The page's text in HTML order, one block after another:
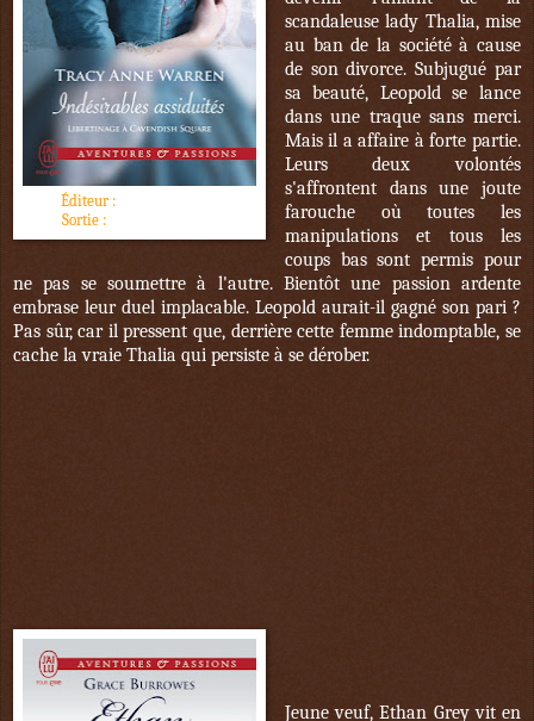
Éditeur :
Sortie :
scandaleuse lady Thalia, mise
au ban de la société à cause
de son divorce. Subjugué par
sa beauté, Leopold se lance
dans une traque sans merci.
Mais il a affaire à forte partie.
Leurs deux volontés
s'affrontent dans une joute
farouche où toutes les
manipulations et tous les
coups bas sont permis pour
ne pas se soumettre à l'autre. Bientôt une passion ardente
embrase leur duel implacable. Leopold aurait-il gagné son pari ?
Pas sûr, car il pressent que, derrière cette femme indomptable, se
cache la vraie Thalia qui persiste à se dérober.
Jeune veuf, Ethan Grey vit en